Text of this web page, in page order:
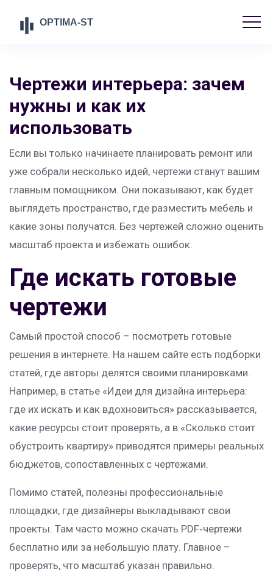
Чертежи интерьера: зачем
нужны и как их
использовать
Если вы только начинаете планировать ремонт или
уже собрали несколько идей, чертежи станут вашим
главным помощником. Они показывают, как будет
выглядеть пространство, где разместить мебель и
какие зоны получатся. Без чертежей сложно оценить
масштаб проекта и избежать ошибок.
Где искать готовые
чертежи
Самый простой способ – посмотреть готовые
решения в интернете. На нашем сайте есть подборки
статей, где авторы делятся своими планировками.
Например, в статье «Идеи для дизайна интерьера:
где их искать и как вдохновиться» рассказывается,
какие ресурсы стоит проверять, а в «Сколько стоит
обустроить квартиру» приводятся примеры реальных
бюджетов, сопоставленных с чертежами.
Помимо статей, полезны профессиональные
площадки, где дизайнеры выкладывают свои
проекты. Там часто можно скачать PDF‑чертежи
бесплатно или за небольшую плату. Главное –
проверять, что масштаб указан правильно.